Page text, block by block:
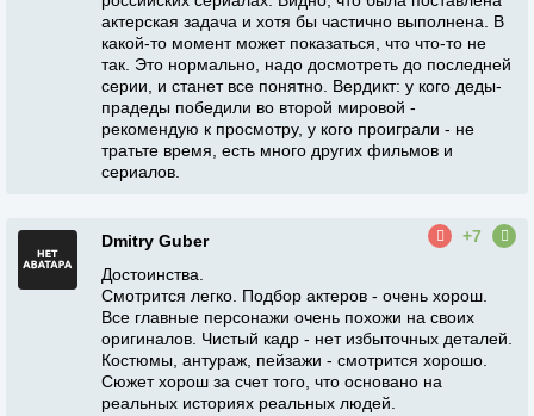
актерская задача и хотя бы частично выполнена. В
какой-то момент может показаться, что что-то не
так. Это нормально, надо досмотреть до последней
серии, и станет все понятно. Вердикт: у кого деды-
прадеды победили во второй мировой -
рекомендую к просмотру, у кого проиграли - не
тратьте время, есть много других фильмов и
сериалов.
Dmitry Guber
+7
Достоинства.
Смотрится легко. Подбор актеров - очень хорош.
Все главные персонажи очень похожи на своих
оригиналов. Чистый кадр - нет избыточных деталей.
Костюмы, антураж, пейзажи - смотрится хорошо.
Сюжет хорош за счет того, что основано на
реальных историях реальных людей.